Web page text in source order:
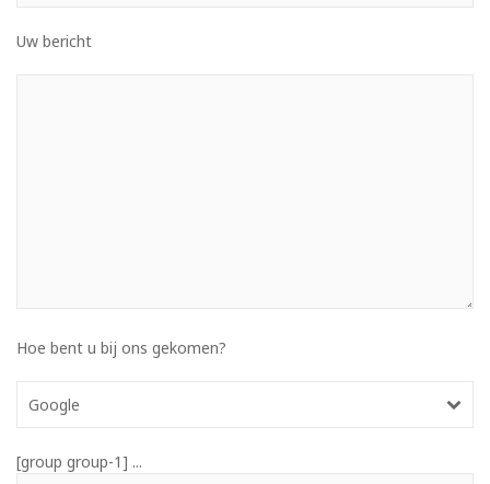
Uw bericht
Hoe bent u bij ons gekomen?
Google
[group group-1] ...